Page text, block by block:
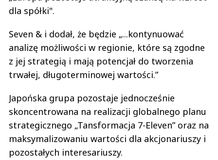
dla spółki".
Seven & i dodał, że będzie „...kontynuować
analizę możliwości w regionie, które są zgodne
z jej strategią i mają potencjał do tworzenia
trwałej, długoterminowej wartości.”
Japońska grupa pozostaje jednocześnie
skoncentrowana na realizacji globalnego planu
strategicznego „Tansformacja 7-Eleven” oraz na
maksymalizowaniu wartości dla akcjonariuszy i
pozostałych interesariuszy.